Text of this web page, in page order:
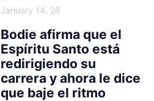
January 14, 26
Bodie afirma que el
Espíritu Santo está
redirigiendo su
carrera y ahora le dice
que baje el ritmo